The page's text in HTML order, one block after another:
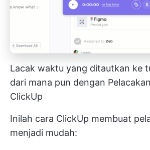
Lacak waktu yang ditautkan ke
dari mana pun dengan
ClickUp
Inilah cara ClickUp membuat
menjadi mudah: